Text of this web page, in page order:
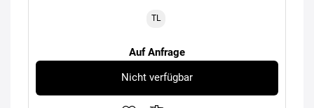
TL
Auf Anfrage
Nicht verfügbar